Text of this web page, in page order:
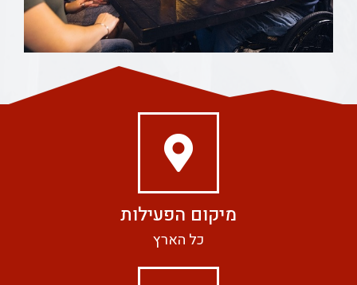
מיקום הפעילות
כל הארץ